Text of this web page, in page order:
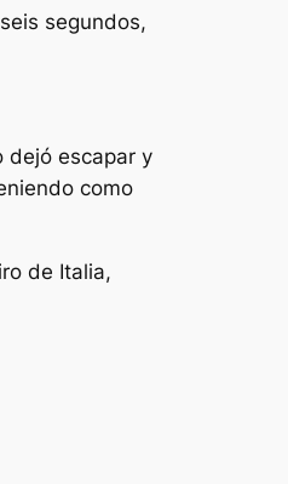
segundos,
dejó escapar y
como
de Italia,